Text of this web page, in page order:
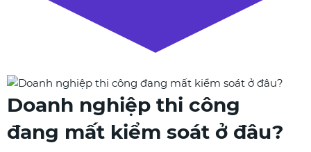
Doanh nghiệp thi công
đang mất kiểm soát ở đâu?